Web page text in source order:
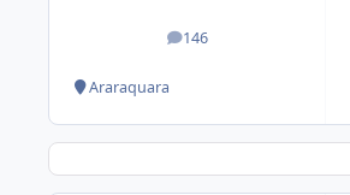
146
posts
Araraquara